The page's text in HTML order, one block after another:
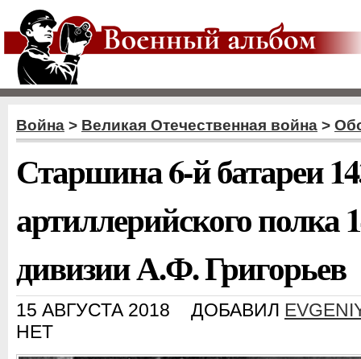
Война > Великая Отечественная война >
Старшина 6-й батареи
артиллерийского полка
дивизии А.Ф. Григорьев
15 АВГУСТА 2018 ДОБАВИЛ
НЕТ